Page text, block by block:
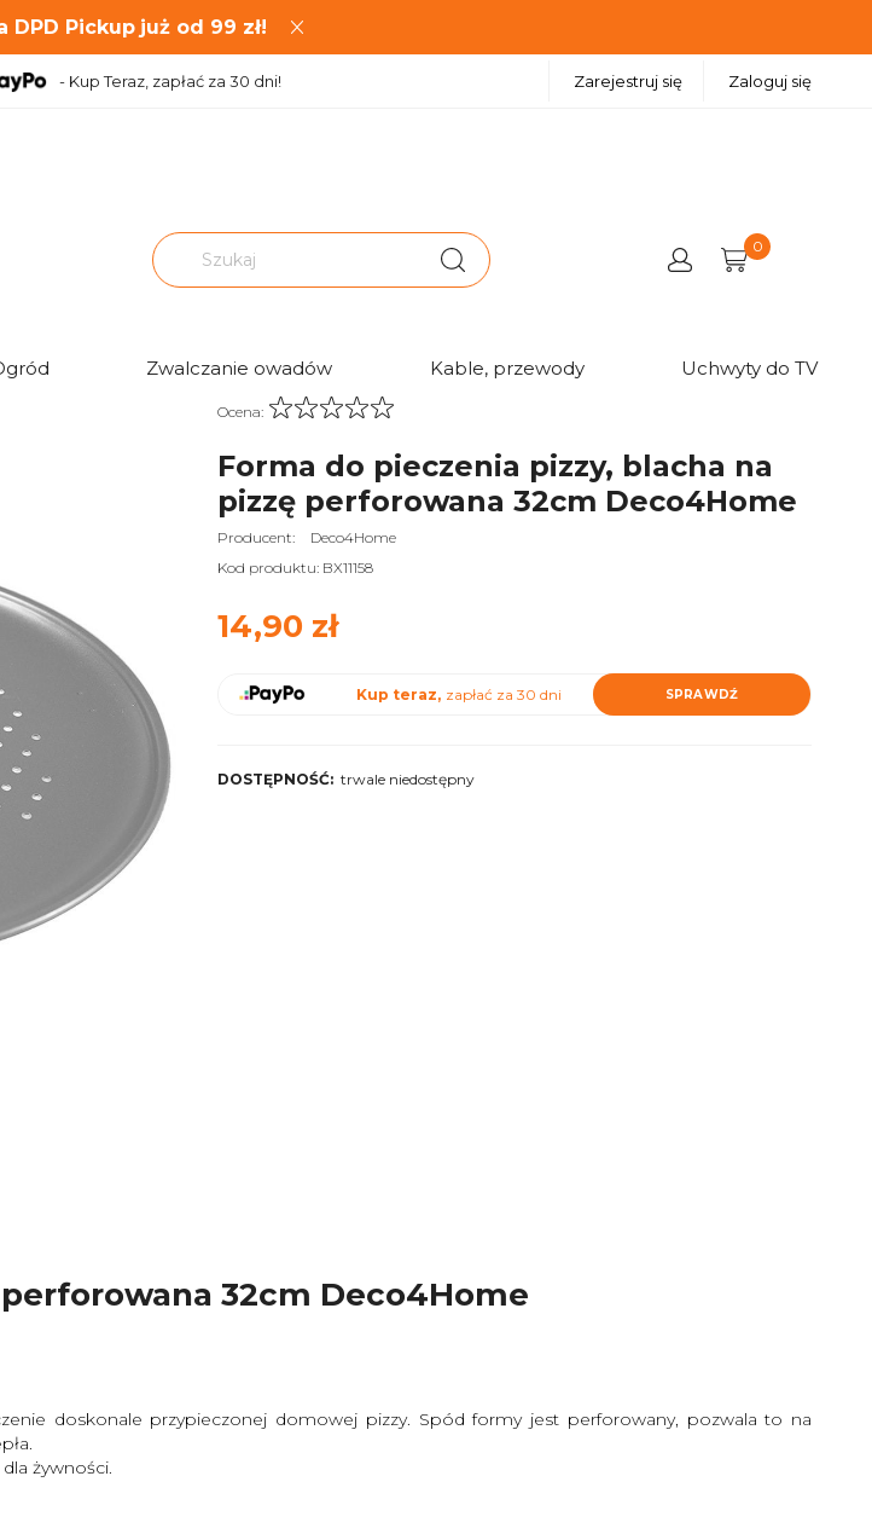
DPD Pickup już od 99 zł!
- Kup Teraz, zapłać za 30 dni! Zarejestruj się Zaloguj się
0
Zwalczanie owadów Kable, przewody Uchwyty do TV
Ocena:
Forma do pieczenia pizzy, blacha na
pizzę perforowana 32cm Deco4Home
Producent:
Deco4Home
Kod produktu: BX11158
14,90 zł
Kup teraz, zapłać za 30 dni SPRAWDŹ
DOSTĘPNOŚĆ: trwale niedostępny
32cm Deco4Home
doskonale przypieczonej domowej pizzy. Spód formy jest perforowany, pozwala to na
żywności.